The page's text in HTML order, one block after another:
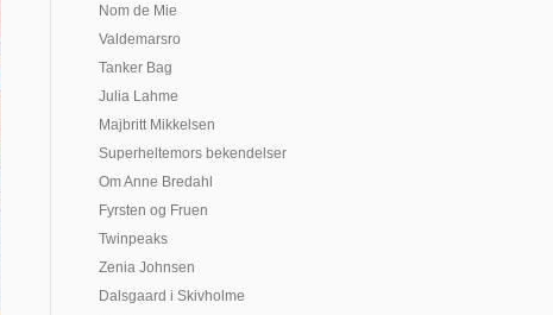
Nom de Mie
Valdemarsro
Tanker Bag
Julia Lahme
Majbritt Mikkelsen
Superheltemors bekendelser
Om Anne Bredahl
Fyrsten og Fruen
Twinpeaks
Zenia Johnsen
Dalsgaard i Skivholme